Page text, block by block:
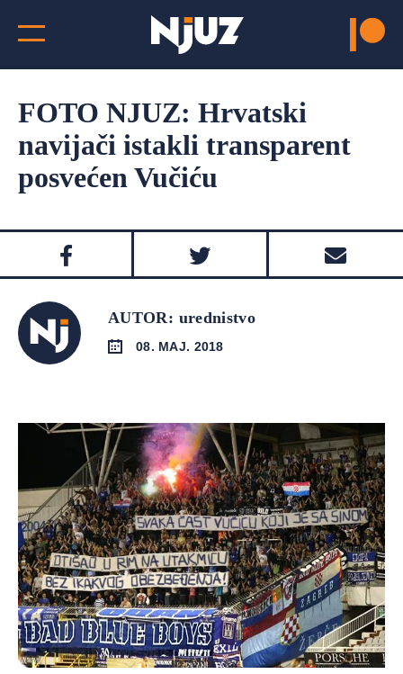
FOTO NJUZ: Hrvatski
navijači istakli transparent
posvećen Vučiću
AUTOR: urednistvo
08. MAJ. 2018